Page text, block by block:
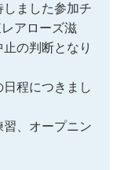
ました参加チ
アローズ滋
の判断となり
程につきまし
、オープニン